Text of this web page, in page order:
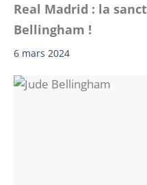
Real Madrid : la
Bellingham !
6 mars 2024